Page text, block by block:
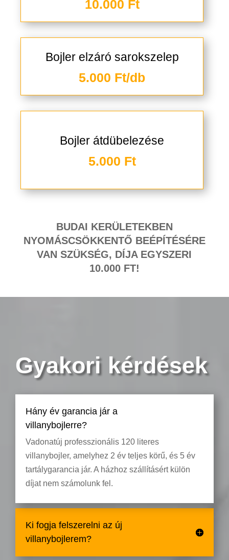
10.000 Ft
Bojler elzáró sarokszelep
5.000 Ft/db
Bojler átdübelezése
5.000 Ft
BUDAI KERÜLETEKBEN
NYOMÁSCSÖKKENTŐ BEÉPÍTÉSÉRE
VAN SZÜKSÉG, DÍJA EGYSZERI
10.000 FT!
Gyakori kérdések
Hány év garancia jár a
villanybojlerre?
Vadonatúj professzionális 120 literes
villanybojler, amelyhez 2 év teljes körű, és 5 év
tartálygarancia jár. A házhoz szállításért külön
díjat nem számolunk fel.
Ki fogja felszerelni az új
villanybojlerem?